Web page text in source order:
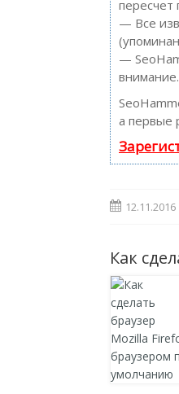
пересчет
— Все
—
внимание.
а первые
12.11.2016
Как